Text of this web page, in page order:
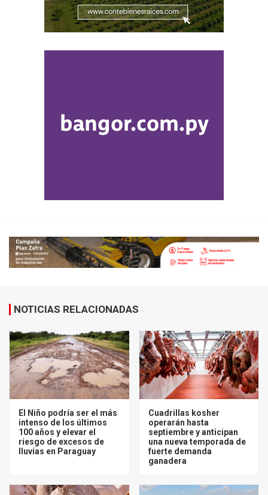
NOTICIAS RELACIONADAS
El Niño podría ser el más
intenso de los últimos
100 años y elevar el
riesgo de excesos de
lluvias en Paraguay
Cuadrillas kosher
operarán hasta
septiembre y anticipan
una nueva temporada de
fuerte demanda
ganadera